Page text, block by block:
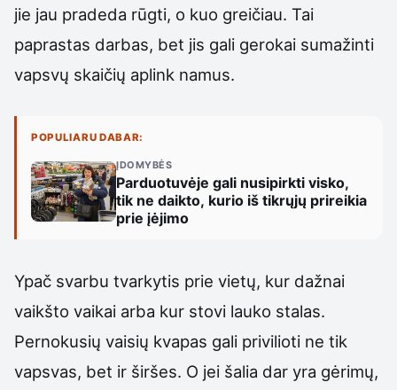
jie jau pradeda rūgti, o kuo greičiau. Tai
paprastas darbas, bet jis gali gerokai sumažinti
vapsvų skaičių aplink namus.
POPULIARU DABAR:
ĮDOMYBĖS
Parduotuvėje gali nusipirkti visko,
tik ne daikto, kurio iš tikrųjų prireikia
prie įėjimo
Ypač svarbu tvarkytis prie vietų, kur dažnai
vaikšto vaikai arba kur stovi lauko stalas.
Pernokusių vaisių kvapas gali privilioti ne tik
vapsvas, bet ir širšes. O jei šalia dar yra gėrimų,